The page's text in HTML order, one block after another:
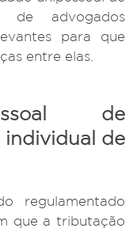
advogados
para que
entre elas.
de
individual de
regulamentado
que a tributação